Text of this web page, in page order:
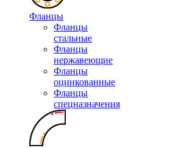
Фланцы
Фланцы
стальные
Фланцы
нержавеющие
Фланцы
оцинкованные
Фланцы
спецназначения